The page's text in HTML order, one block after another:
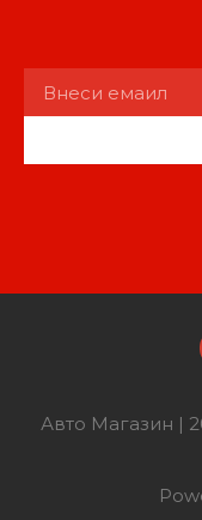
Авто Магазин |